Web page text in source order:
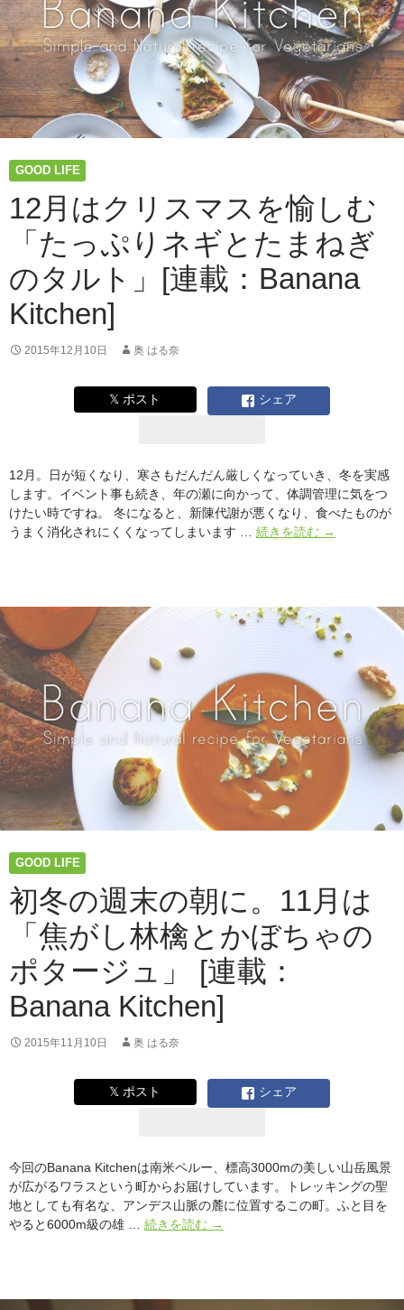
か
ご
は
ん。
1
月
は
「ほ
ん
草
の
リ
ゾ
ッ
終
号】
GOOD LIFE
12月はクリスマスを愉しむ
「たっぷりネギとたまねぎ
のタルト」[連載：Banana
Kitchen]
2015年12月10日 奥 はる奈
𝕏 ポスト シェア
12月。日が短くなり、寒さもだんだん厳しくなっていき、冬を実感
します。イベント事も続き、年の瀬に向かって、体調管理に気をつ
けたい時ですね。 冬になると、新陳代謝が悪くなり、食べたものが
うまく消化されにくくなってしまいます … 続きを読む 12
リ
ス
マ
愉
し
む
り
ネ
た
ま
ね
ぎ
Banana
→
GOOD LIFE
初冬の週末の朝に。11月は
「焦がし林檎とかぼちゃの
ポタージュ」 [連載：
Banana Kitchen]
2015年11月10日 奥 はる奈
𝕏 ポスト シェア
今回のBanana Kitchenは南米ペルー、標高3000mの美しい山岳風景
が広がるワラスという町からお届けしています。トレッキングの聖
地としても有名な、アンデス山脈の麓に位置するこの町。ふと目を
やると6000m級の雄 … 続きを読む 初
末
→